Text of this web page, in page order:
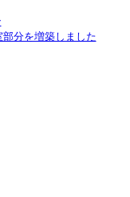
分を増築しました